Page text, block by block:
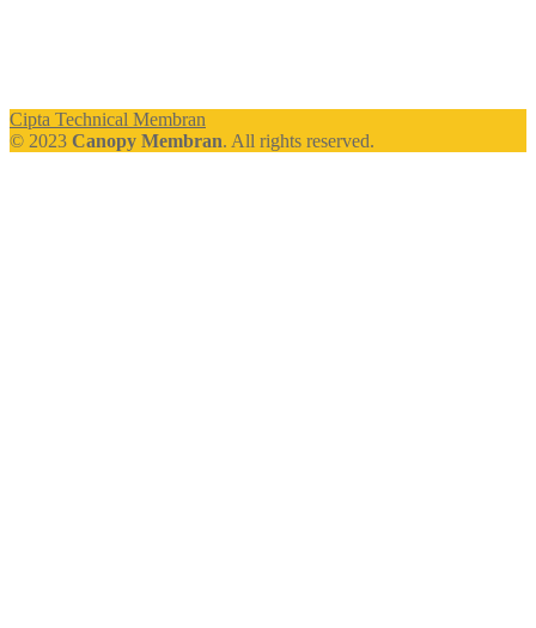
Cipta Technical Membran
© 2023 Canopy Membran. All rights reserved.